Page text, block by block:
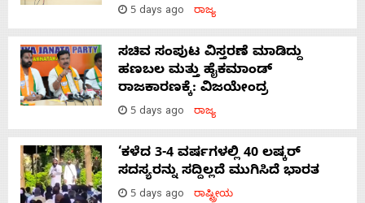
5 days ago ರಾಜ್ಯ
ಸಚಿವ ಸಂಪುಟ ವಿಸ್ತರಣೆ ಮಾಡಿದ್ದು
ಹಣಬಲ ಮತ್ತು ಹೈಕಮಾಂಡ್
ರಾಜಕಾರಣಕ್ಕೆ: ವಿಜಯೇಂದ್ರ
5 days ago ರಾಜ್ಯ
‘ಕಳೆದ 3-4 ವರ್ಷಗಳಲ್ಲಿ 40 ಲಷ್ಕರ್
ಸದಸ್ಯರನ್ನು ಸದ್ದಿಲ್ಲದೆ ಮುಗಿಸಿದೆ ಭಾರತ
5 days ago ರಾಷ್ಟ್ರೀಯ